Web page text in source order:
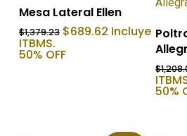
Añadir Al Carrito
Mesa Lateral Ellen
$1,379.23 El
original
$689.62El
precio
$689.62.
Incluye
ITBMS.
50% OFF
$
50%